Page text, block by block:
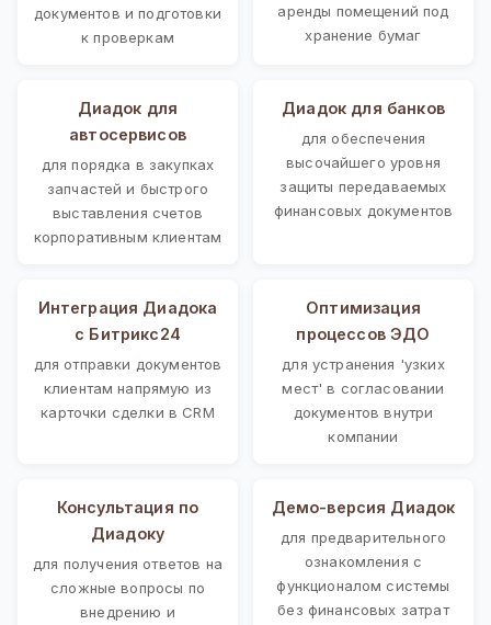
документов и подготовки
к проверкам
аренды помещений под
хранение бумаг
Диадок для
автосервисов
для порядка в закупках
запчастей и быстрого
выставления счетов
корпоративным клиентам
Диадок для банков
для обеспечения
высочайшего уровня
защиты передаваемых
финансовых документов
Интеграция Диадока
с Битрикс24
для отправки документов
клиентам напрямую из
карточки сделки в CRM
Оптимизация
процессов ЭДО
для устранения 'узких
мест' в согласовании
документов внутри
компании
Консультация по
Диадоку
для получения ответов на
сложные вопросы по
внедрению и
Демо-версия Диадок
для предварительного
ознакомления с
функционалом системы
без финансовых затрат